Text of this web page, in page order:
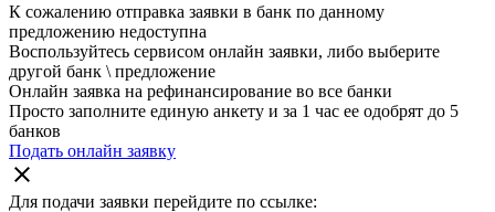
К сожалению отправка заявки в банк по данному
предложению недоступна
Воспользуйтесь сервисом онлайн заявки, либо выберите
другой банк \ предложение
Онлайн заявка на рефинансирование во все банки
Просто заполните единую анкету и за 1 час ее одобрят до 5
банков
Подать онлайн заявку
close
Для подачи заявки перейдите по ссылке: